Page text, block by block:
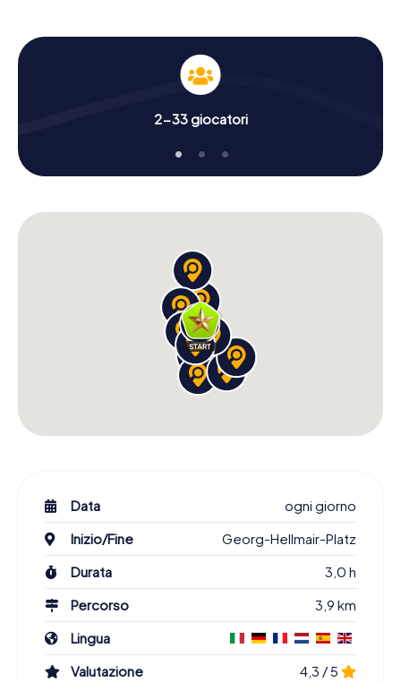
2-33 giocatori
Data
ogni giorno
Inizio/Fine
Georg-Hellmair-Platz
Durata
3,0 h
Percorso
3,9 km
Lingua
Valutazione
4,3 / 5